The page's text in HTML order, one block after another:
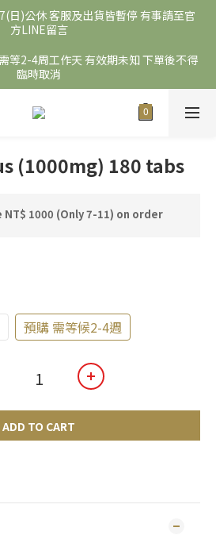
日)公休 客服及出貨皆暫停 有事請至官
方LINE留言
等2-4周工作天 有效期未知 下單後不得
臨時取消
(1000mg) 180 tabs
1000 (Only 7-11) on order
預購 需等候2-4週
ADD TO CART